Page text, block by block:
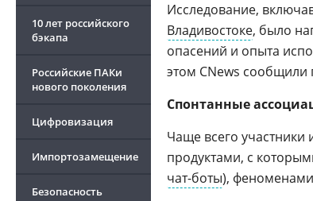
10 лет российского
бэкапа
Российские ПАКи
нового поколения
Цифровизация
Импортозамещение
Безопасность
Исследование,
Владивостоке, было
опасений и опыта
этом CNews сообщили
Спонтанные
Чаще всего
продуктами, с
чат-боты),